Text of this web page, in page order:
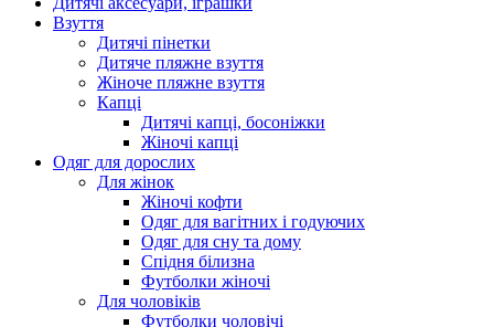
Взуття
Дитячі пінетки
Дитяче пляжне взуття
Жіноче пляжне взуття
Капці
Дитячі капці, босоніжки
Жіночі капці
Одяг для дорослих
Для жінок
Жіночі кофти
Одяг для вагітних і годуючих
Одяг для сну та дому
Спідня білизна
Футболки жіночі
Для чоловіків
Футболки чоловічі